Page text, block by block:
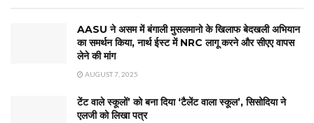
AASU ने असम में बंगाली मुसलमानो के खिलाफ बेदखली अभियान
का समर्थन किया, नार्थ ईस्ट में NRC लागू करने और सीएए वापस
लेने की मांग
AUGUST 7, 2025
टेंट वाले स्कूलों’ को बना दिया ‘टैलेंट वाला स्कूल’, सिसोदिया ने
एलजी को लिखा पत्र